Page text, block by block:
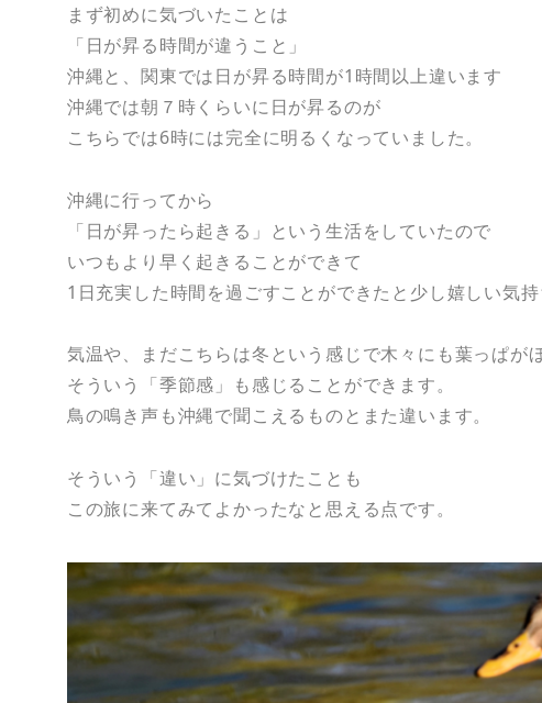
まず初めに気づいたことは
「日が昇る時間が違うこと」
沖縄と、関東では日が昇る時間が1時間以上違います
沖縄では朝７時くらいに日が昇るのが
こちらでは6時には完全に明るくなっていました。
沖縄に行ってから
「日が昇ったら起きる」という生活をしていたので
いつもより早く起きることができて
1日充実した時間を過ごすことができたと少し嬉しい気持
気温や、まだこちらは冬という感じで木々にも葉っぱが
そういう「季節感」も感じることができます。
鳥の鳴き声も沖縄で聞こえるものとまた違います。
そういう「違い」に気づけたことも
この旅に来てみてよかったなと思える点です。